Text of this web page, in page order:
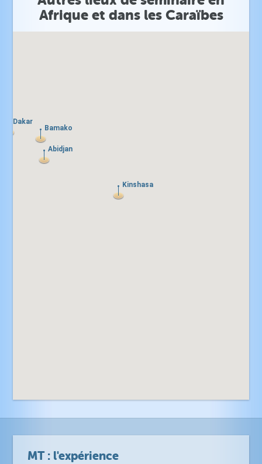
Afrique et dans les Caraïbes
Kinshasa
Abidjan
Dakar
Bamako
Kinshasa
Abidjan
Dakar
Bamako
MT : l'expérience